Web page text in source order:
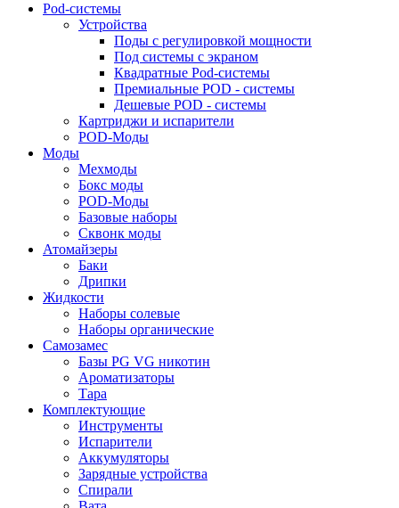
Pod-системы
Устройства
Поды с регулировкой мощности
Под системы с экраном
Квадратные Pod-системы
Премиальные POD - системы
Дешевые POD - системы
Картриджи и испарители
POD-Моды
Моды
Мехмоды
Бокс моды
POD-Моды
Базовые наборы
Сквонк моды
Атомайзеры
Баки
Дрипки
Жидкости
Наборы солевые
Наборы органические
Самозамес
Базы PG VG никотин
Ароматизаторы
Тара
Комплектующие
Инструменты
Испарители
Аккумуляторы
Зарядные устройства
Спирали